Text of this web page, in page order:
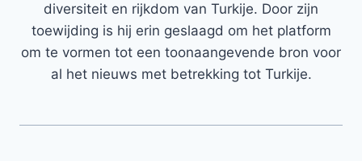
diversiteit en rijkdom van Turkije. Door zijn
toewijding is hij erin geslaagd om het platform
om te vormen tot een toonaangevende bron voor
al het nieuws met betrekking tot Turkije.